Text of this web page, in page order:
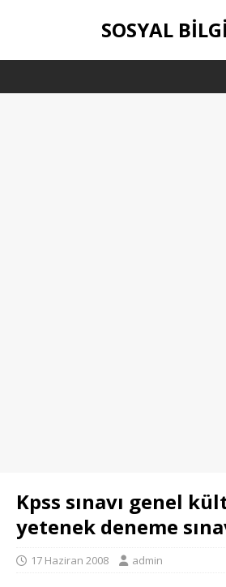
SOSYAL
Kpss sınavı genel
yetenek deneme
17 Haziran 2008 admin